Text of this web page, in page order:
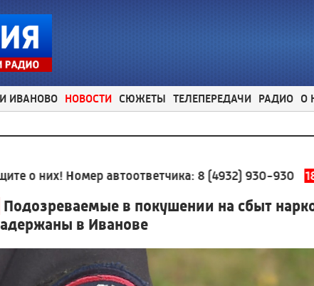
ИВАНОВО НОВОСТИ СЮЖЕТЫ ТЕЛЕПЕРЕДАЧИ РАДИО О
автоответчика:8 (4932) 930-930 18:27
Подозреваемые в покушении на сбыт
в Иванове